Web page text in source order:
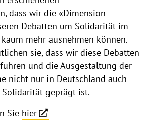
dass wir die «Dimension
Debatten um Solidarität im
mehr ausnehmen können.
sie, dass wir diese Debatten
und die Ausgestaltung der
nicht nur in Deutschland auch
geprägt ist.
Sie hier